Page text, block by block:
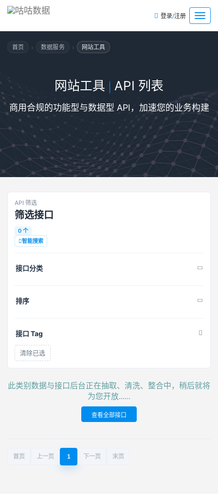
菜
单
登录/注册
首页 › 数据服务 › 网站工具
网站工具 | API 列表
商用合规的功能型与数据型 API，加速您的业务构建
API 筛选
筛选接口
0 个
智能搜索
接口分类
排序
接口 Tag
清除已选
此类别数据与接口后台正在抽取、清洗、整合中，稍后就将
为您开放......
查看全部接口
首页 上一页 1 下一页 末页